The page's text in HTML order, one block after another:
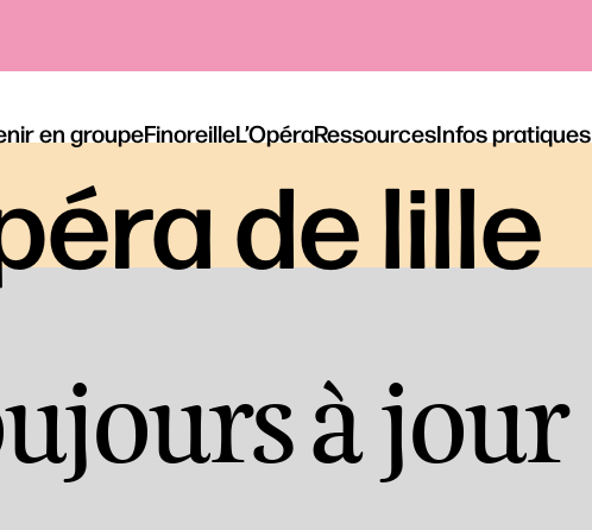
en groupeFinoreilleL’OpéraRessourcesInfos pratiques
de lille
à jour